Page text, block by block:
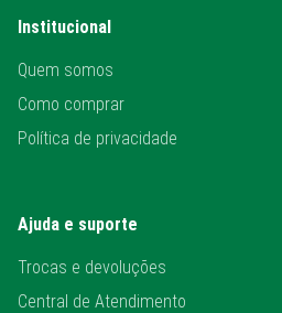
Institucional
Quem somos
Como comprar
Política de privacidade
Ajuda e suporte
Trocas e devoluções
Central de Atendimento